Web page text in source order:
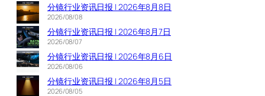
分镜行业资讯日报 | 2026年8月8日
2026/08/08
分镜行业资讯日报 | 2026年8月7日
2026/08/07
分镜行业资讯日报 | 2026年8月6日
2026/08/06
分镜行业资讯日报 | 2026年8月5日
2026/08/05